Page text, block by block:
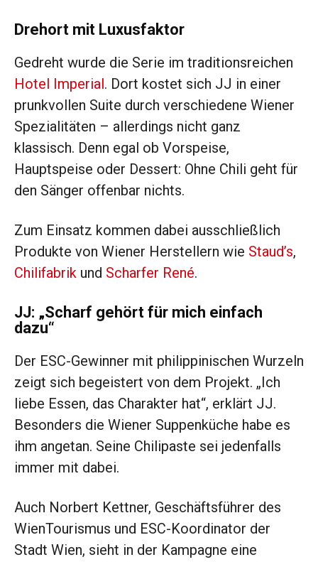
Drehort mit Luxusfaktor
Gedreht wurde die Serie im traditionsreichen
Hotel Imperial. Dort kostet sich JJ in einer
prunkvollen Suite durch verschiedene Wiener
Spezialitäten – allerdings nicht ganz
klassisch. Denn egal ob Vorspeise,
Hauptspeise oder Dessert: Ohne Chili geht für
den Sänger offenbar nichts.
Zum Einsatz kommen dabei ausschließlich
Produkte von Wiener Herstellern wie Staud’s,
Chilifabrik und Scharfer René.
JJ: „Scharf gehört für mich einfach
dazu“
Der ESC-Gewinner mit philippinischen Wurzeln
zeigt sich begeistert von dem Projekt. „Ich
liebe Essen, das Charakter hat“, erklärt JJ.
Besonders die Wiener Suppenküche habe es
ihm angetan. Seine Chilipaste sei jedenfalls
immer mit dabei.
Auch Norbert Kettner, Geschäftsführer des
WienTourismus und ESC-Koordinator der
Stadt Wien, sieht in der Kampagne eine